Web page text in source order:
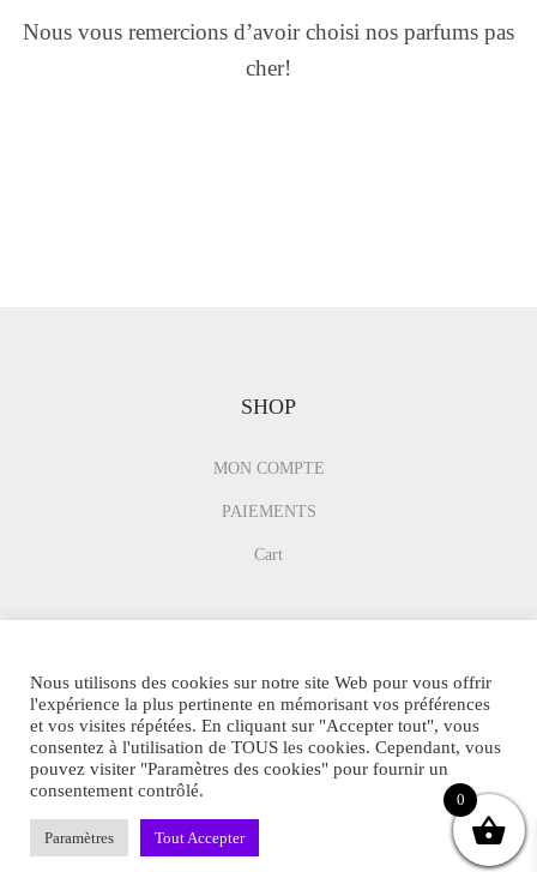
Nous vous remercions d’avoir choisi nos parfums pas
cher!
SHOP
MON COMPTE
PAIEMENTS
Cart
© DUPEPARFUM.FR Tous Droits Réservés.
POLITIQUE DE CONFIDENTIALITE
Sitemap
Contact
MENTIONS LEGALES Blog
Nous utilisons des cookies sur notre site Web pour vous offrir
l'expérience la plus pertinente en mémorisant vos préférences
et vos visites répétées. En cliquant sur "Accepter tout", vous
consentez à l'utilisation de TOUS les cookies. Cependant, vous
pouvez visiter "Paramètres des cookies" pour fournir un
consentement contrôlé.
Paramètres Tout Accepter
0